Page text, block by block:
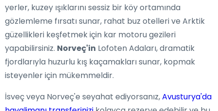
yerler, kuzey ışıklarını sessiz bir köy ortamında
gözlemleme fırsatı sunar, rahat buz otelleri ve Arktik
güzellikleri keşfetmek için kar motoru gezileri
yapabilirsiniz. Norveç'in Lofoten Adaları, dramatik
fjordlarıyla huzurlu kış kaçamakları sunar, kopmak
isteyenler için mükemmeldir.
İsveç veya Norveç'e seyahat ediyorsanız,Avusturya'da